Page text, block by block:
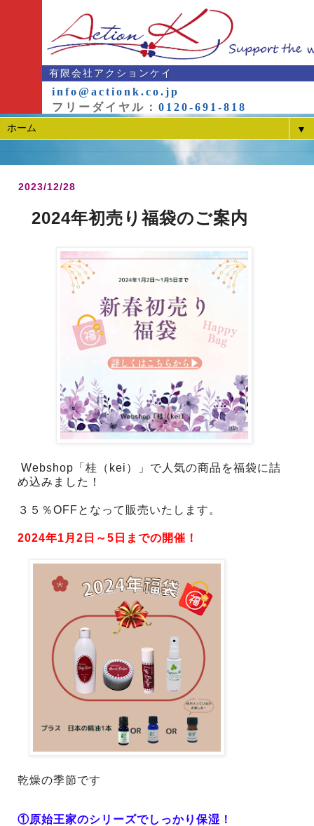
有限会社アクションケイ
info@actionk.co.jp
フリーダイヤル： 0120-691-818
▼
2023/12/28
2024年初売り福袋のご案内
Webshop「桂（kei）」で人気の商品を福袋に詰
め込みました！
３５％OFFとなって販売いたします。
2024年1月2日～5日までの開催！
乾燥の季節です
①原始王家のシリーズでしっかり保湿！